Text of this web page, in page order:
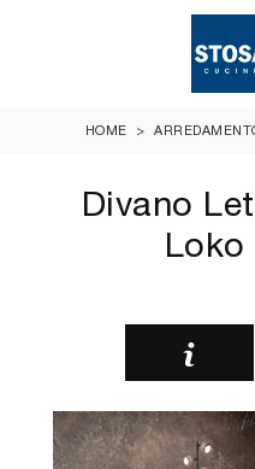
HOME >
Divano
Loko